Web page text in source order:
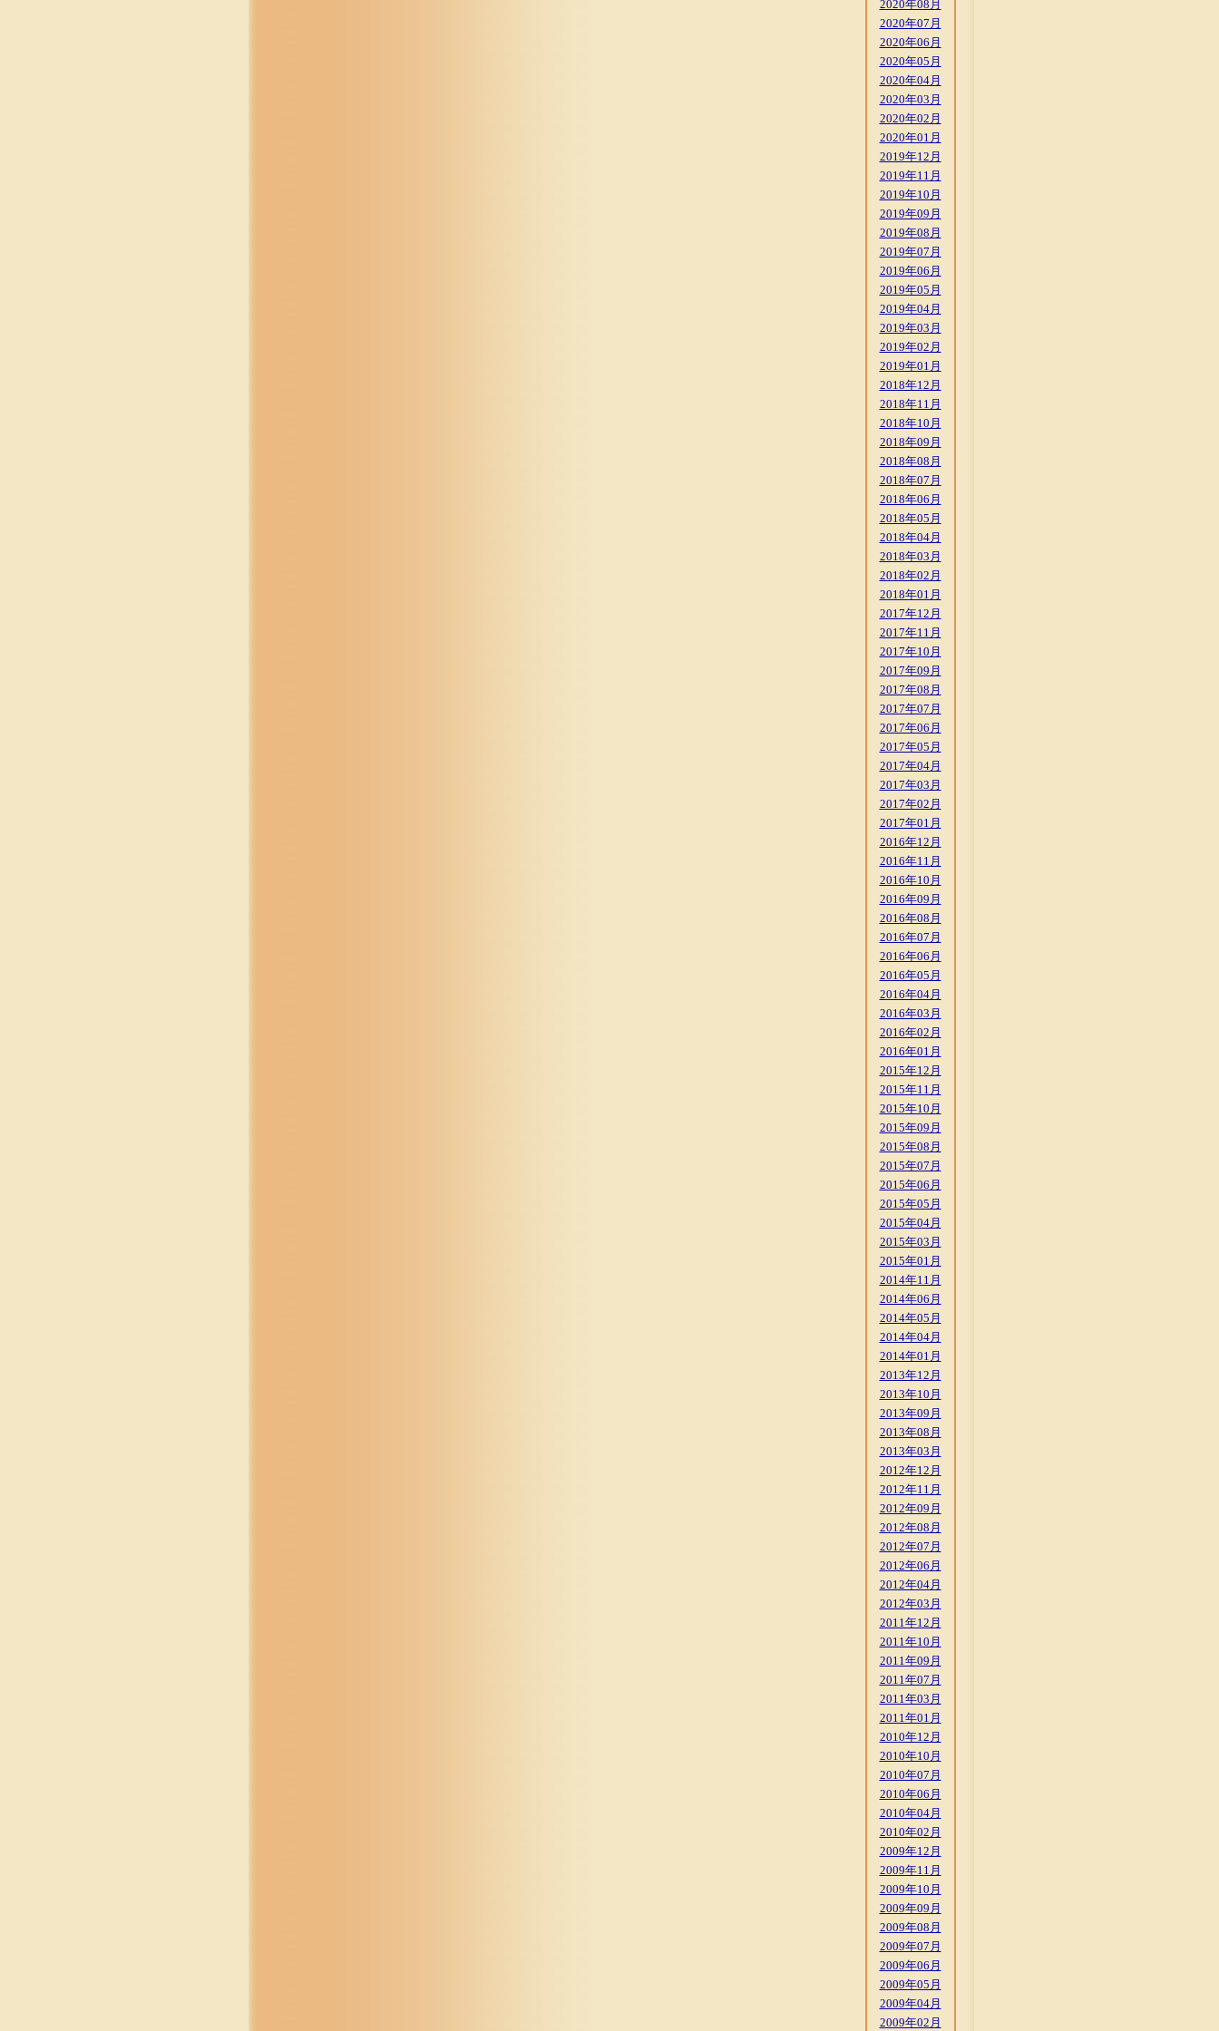
2020年08月
2020年07月
2020年06月
2020年05月
2020年04月
2020年03月
2020年02月
2020年01月
2019年12月
2019年11月
2019年10月
2019年09月
2019年08月
2019年07月
2019年06月
2019年05月
2019年04月
2019年03月
2019年02月
2019年01月
2018年12月
2018年11月
2018年10月
2018年09月
2018年08月
2018年07月
2018年06月
2018年05月
2018年04月
2018年03月
2018年02月
2018年01月
2017年12月
2017年11月
2017年10月
2017年09月
2017年08月
2017年07月
2017年06月
2017年05月
2017年04月
2017年03月
2017年02月
2017年01月
2016年12月
2016年11月
2016年10月
2016年09月
2016年08月
2016年07月
2016年06月
2016年05月
2016年04月
2016年03月
2016年02月
2016年01月
2015年12月
2015年11月
2015年10月
2015年09月
2015年08月
2015年07月
2015年06月
2015年05月
2015年04月
2015年03月
2015年01月
2014年11月
2014年06月
2014年05月
2014年04月
2014年01月
2013年12月
2013年10月
2013年09月
2013年08月
2013年03月
2012年12月
2012年11月
2012年09月
2012年08月
2012年07月
2012年06月
2012年04月
2012年03月
2011年12月
2011年10月
2011年09月
2011年07月
2011年03月
2011年01月
2010年12月
2010年10月
2010年07月
2010年06月
2010年04月
2010年02月
2009年12月
2009年11月
2009年10月
2009年09月
2009年08月
2009年07月
2009年06月
2009年05月
2009年04月
2009年02月